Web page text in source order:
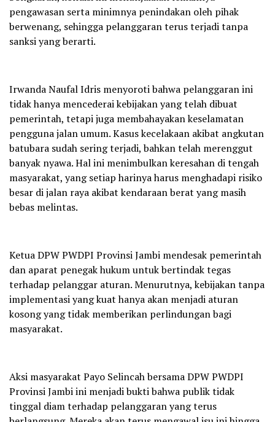
pengawasan serta minimnya penindakan oleh pihak
berwenang, sehingga pelanggaran terus terjadi tanpa
sanksi yang berarti.
Irwanda Naufal Idris menyoroti bahwa pelanggaran ini
tidak hanya mencederai kebijakan yang telah dibuat
pemerintah, tetapi juga membahayakan keselamatan
pengguna jalan umum. Kasus kecelakaan akibat angkutan
batubara sudah sering terjadi, bahkan telah merenggut
banyak nyawa. Hal ini menimbulkan keresahan di tengah
masyarakat, yang setiap harinya harus menghadapi risiko
besar di jalan raya akibat kendaraan berat yang masih
bebas melintas.
Ketua DPW PWDPI Provinsi Jambi mendesak pemerintah
dan aparat penegak hukum untuk bertindak tegas
terhadap pelanggar aturan. Menurutnya, kebijakan tanpa
implementasi yang kuat hanya akan menjadi aturan
kosong yang tidak memberikan perlindungan bagi
masyarakat.
Aksi masyarakat Payo Selincah bersama DPW PWDPI
Provinsi Jambi ini menjadi bukti bahwa publik tidak
tinggal diam terhadap pelanggaran yang terus